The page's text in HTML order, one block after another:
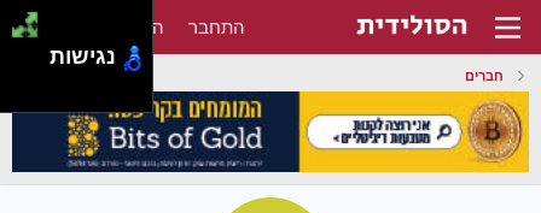
התחבר הירשם
חברים
נגישות